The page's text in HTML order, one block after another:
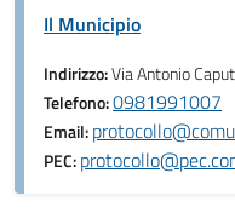
Il Municipio
Indirizzo:Via Antonio
Telefono:0981991007
Email:
PEC: